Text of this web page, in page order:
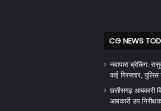
CG NEWS
नवापारा ब्रेकिंग:
कई गिरफ्तार,
छत्तीसगढ़ आबकारी
आबकारी उप